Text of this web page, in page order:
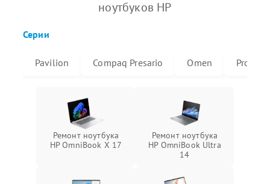
ноутбуков HP
Серии
Pavilion Compaq Presario Omen
Ремонт ноутбука
HP OmniBook X 17
Ремонт ноутбука
HP OmniBook Ultra
14